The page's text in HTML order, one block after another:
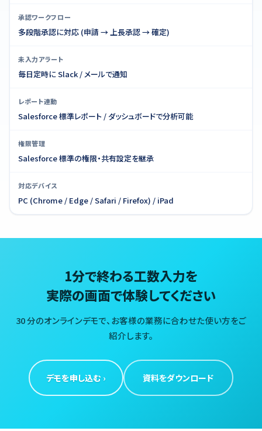
承認ワークフロー
多段階承認に対応 (申請 → 上長承認 → 確定)
未入力アラート
毎日定時に Slack / メールで通知
レポート連動
Salesforce 標準レポート / ダッシュボードで分析可能
権限管理
Salesforce 標準の権限・共有設定を継承
対応デバイス
PC (Chrome / Edge / Safari / Firefox) / iPad
1分で終わる工数入力を
実際の画面で体験してください
30 分のオンラインデモで、お客様の業務に合わせた使い方をご
紹介します。
デモを申し込む › 資料をダウンロード